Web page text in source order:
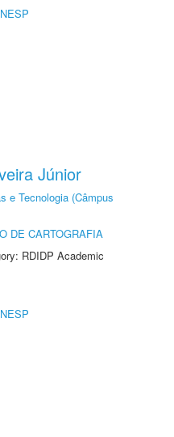
Júnior
e Tecnologia (Câmpus
DE CARTOGRAFIA
RDIDP Academic